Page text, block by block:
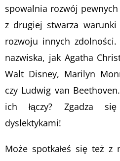
spowalnia rozwój
z drugiej stwarza warunki
rozwoju innych
nazwiska, jak Agatha
Walt Disney, Marilyn
czy Ludwig van
ich łączy? Zgadza
dyslektykami!
Może spotkałeś się też z